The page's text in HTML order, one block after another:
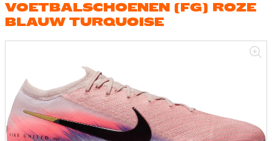
VOETBALSCHOENEN (FG) ROZE
BLAUW TURQUOISE
afbeeldingen-
gallerij